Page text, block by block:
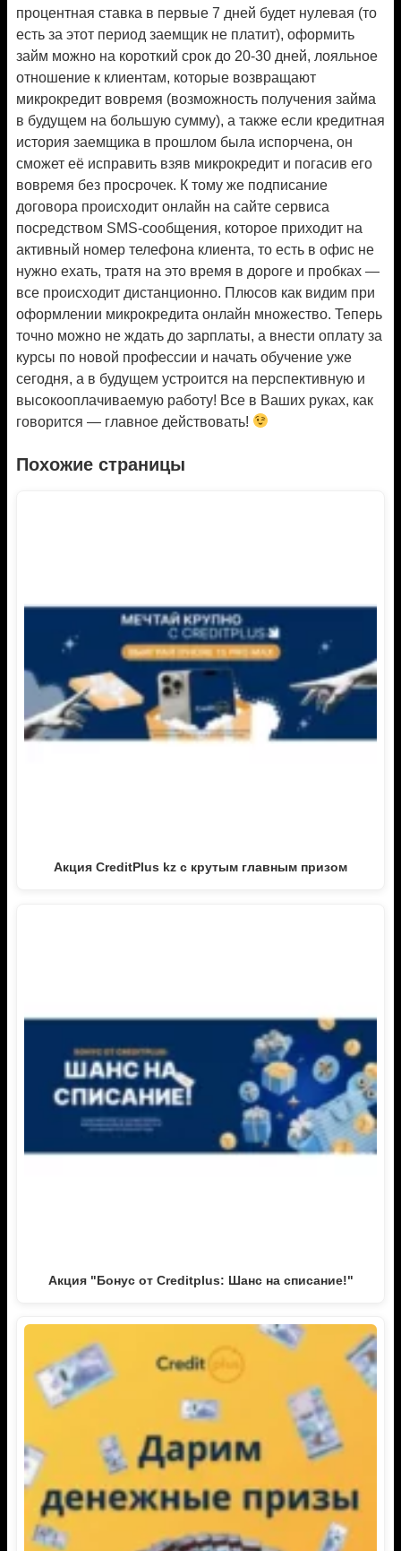
процентная ставка в первые 7 дней будет нулевая (то
есть за этот период заемщик не платит), оформить
займ можно на короткий срок до 20-30 дней, лояльное
отношение к клиентам, которые возвращают
микрокредит вовремя (возможность получения займа
в будущем на большую сумму), а также если кредитная
история заемщика в прошлом была испорчена, он
сможет её исправить взяв микрокредит и погасив его
вовремя без просрочек. К тому же подписание
договора происходит онлайн на сайте сервиса
посредством SMS-сообщения, которое приходит на
активный номер телефона клиента, то есть в офис не
нужно ехать, тратя на это время в дороге и пробках —
все происходит дистанционно. Плюсов как видим при
оформлении микрокредита онлайн множество. Теперь
точно можно не ждать до зарплаты, а внести оплату за
курсы по новой профессии и начать обучение уже
сегодня, а в будущем устроится на перспективную и
высокооплачиваемую работу! Все в Ваших руках, как
говорится — главное действовать!
Похожие страницы
Акция CreditPlus kz с крутым главным призом
Акция "Бонус от Creditplus: Шанс на списание!"